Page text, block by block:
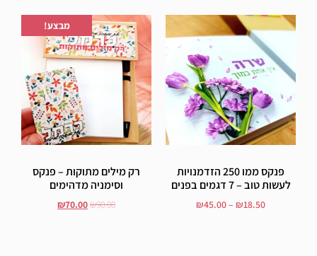
פנקס ממו 250 הזדמנויות
לעשות טוב – 7 דגמים בפנים
₪18.50
–
₪45.00
מבצע!
רק מילים מתוקות – פנקס
וסימניה מדהימים
₪90.00
₪70.00